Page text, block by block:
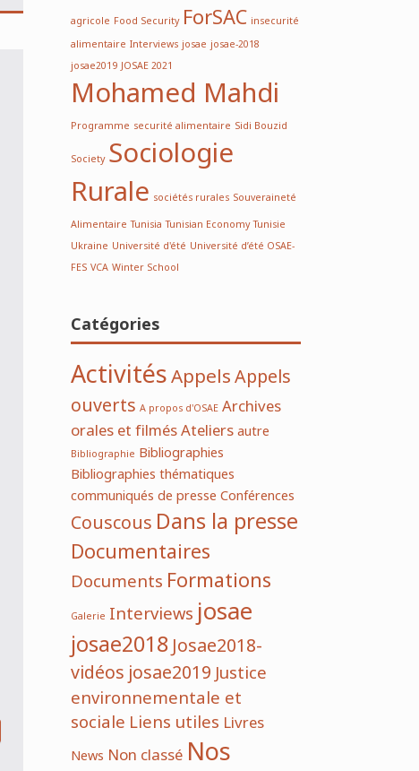
agricole Food Security ForSAC insecurité
alimentaire Interviewsjosae josae-2018
josae2019JOSAE 2021
Mohamed Mahdi
Programme securité alimentaire Sidi Bouzid
Society Sociologie
Rurale sociétés rurales Souveraineté
Alimentaire Tunisia Tunisian EconomyTunisie
Ukraine Université d'été Université d’été OSAE-
FESVCAWinter School
Catégories
ActivitésAppelsAppels
ouverts A propos d'OSAEArchives
orales et filmésAteliersautre
Bibliographie Bibliographies
Bibliographies thématiques
communiqués de presseConférences
CouscousDans la presse
Documentaires
DocumentsFormations
Galerie Interviewsjosae
josae2018Josae2018-
vidéosjosae2019Justice
environnementale et
socialeLiens utiles Livres
News Non classé Nos